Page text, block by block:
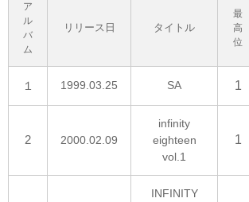
ア
ル
バ
ム
リリース日 タイトル
最
高
位
１ 1999.03.25 SA 1
2 2000.02.09
infinity
eighteen
vol.1
1
INFINITY